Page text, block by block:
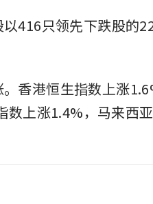
416只领先下跌股的
香港恒生指数上涨
数上涨1.4%，马来西